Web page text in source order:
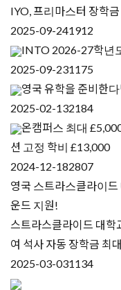
IYO, 프리마스터 장학금
2025-09-241912
INTO 2026-27학년
2025-09-231175
영국 유학을 준비한
2025-02-132184
온캠퍼스 최대
션 고정 학비 £13,000
2024-12-182807
영국 스트라스클라이
운드 지원!
스트라스클라이드 대학
여 석사 자동 장학금 최
2025-03-031134